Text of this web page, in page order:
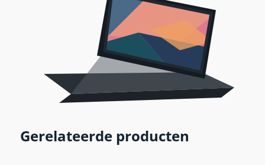
Gerelateerde producten